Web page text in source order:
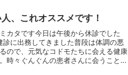
、これオススメです！
カタです今日は午後から休診でした
診に出務してきました普段は体調の悪
ので、元気なコドモたちに会える健康
時々ぐんぐんの患者さんに会うことが